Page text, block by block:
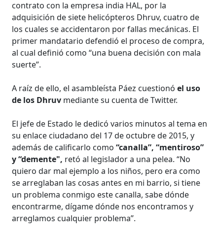
contrato con la empresa india HAL, por la
adquisición de siete helicópteros Dhruv, cuatro de
los cuales se accidentaron por fallas mecánicas. El
primer mandatario defendió el proceso de compra,
al cual definió como “una buena decisión con mala
suerte”.
A raíz de ello, el asambleísta Páez cuestionóel uso
de los Dhruv mediante su cuenta de Twitter.
El jefe de Estado le dedicó varios minutos al tema en
su enlace ciudadano del 17 de octubre de 2015, y
además de calificarlo como“canalla”, “mentiroso”
y “demente", retó al legislador a una pelea. “No
quiero dar mal ejemplo a los niños, pero era como
se arreglaban las cosas antes en mi barrio, si tiene
un problema conmigo este canalla, sabe dónde
encontrarme, dígame dónde nos encontramos y
arreglamos cualquier problema”.